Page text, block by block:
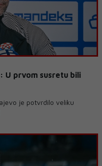
U prvom susretu bili
je potvrdilo veliku